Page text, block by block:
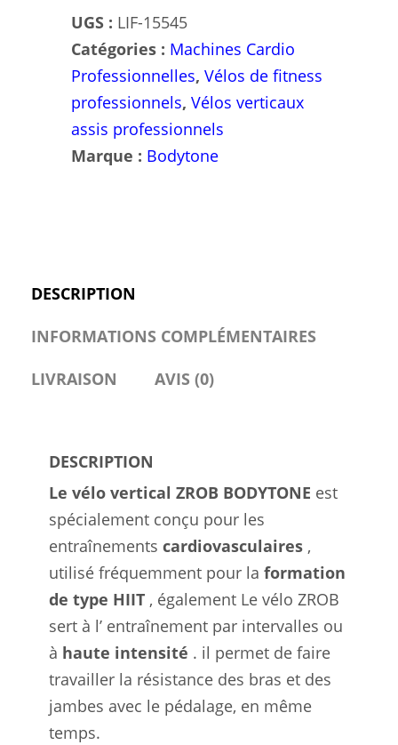
UGS : LIF-15545
Catégories : Machines Cardio
Professionnelles, Vélos de fitness
professionnels, Vélos verticaux
assis professionnels
Marque : Bodytone
DESCRIPTION
INFORMATIONS COMPLÉMENTAIRES
LIVRAISON
AVIS (0)
DESCRIPTION
Le vélo vertical ZROB BODYTONE est
spécialement conçu pour les
entraînements cardiovasculaires ,
utilisé fréquemment pour la formation
de type HIIT , également Le vélo ZROB
sert à l’ entraînement par intervalles ou
à haute intensité . il permet de faire
travailler la résistance des bras et des
jambes avec le pédalage, en même
temps.